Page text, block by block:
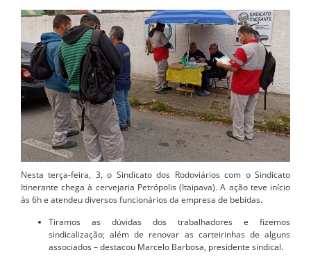
Nesta terça-feira, 3, o Sindicato dos Rodoviários com o Sindicato
Itinerante chega à cervejaria Petrópolis (Itaipava). A ação teve início
às 6h e atendeu diversos funcionários da empresa de bebidas.
Tiramos as dúvidas dos trabalhadores e fizemos
sindicalização; além de renovar as carteirinhas de alguns
associados – destacou Marcelo Barbosa, presidente sindical.